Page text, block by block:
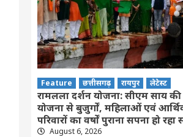
Feature छत्तीसगढ़ रायपुर लेटेस्ट
रामलला दर्शन योजना: सीएम साय की
योजना से बुजुर्गों, महिलाओं एवं
परिवारों का वर्षों पुराना सपना हो रहा
August 6, 2026